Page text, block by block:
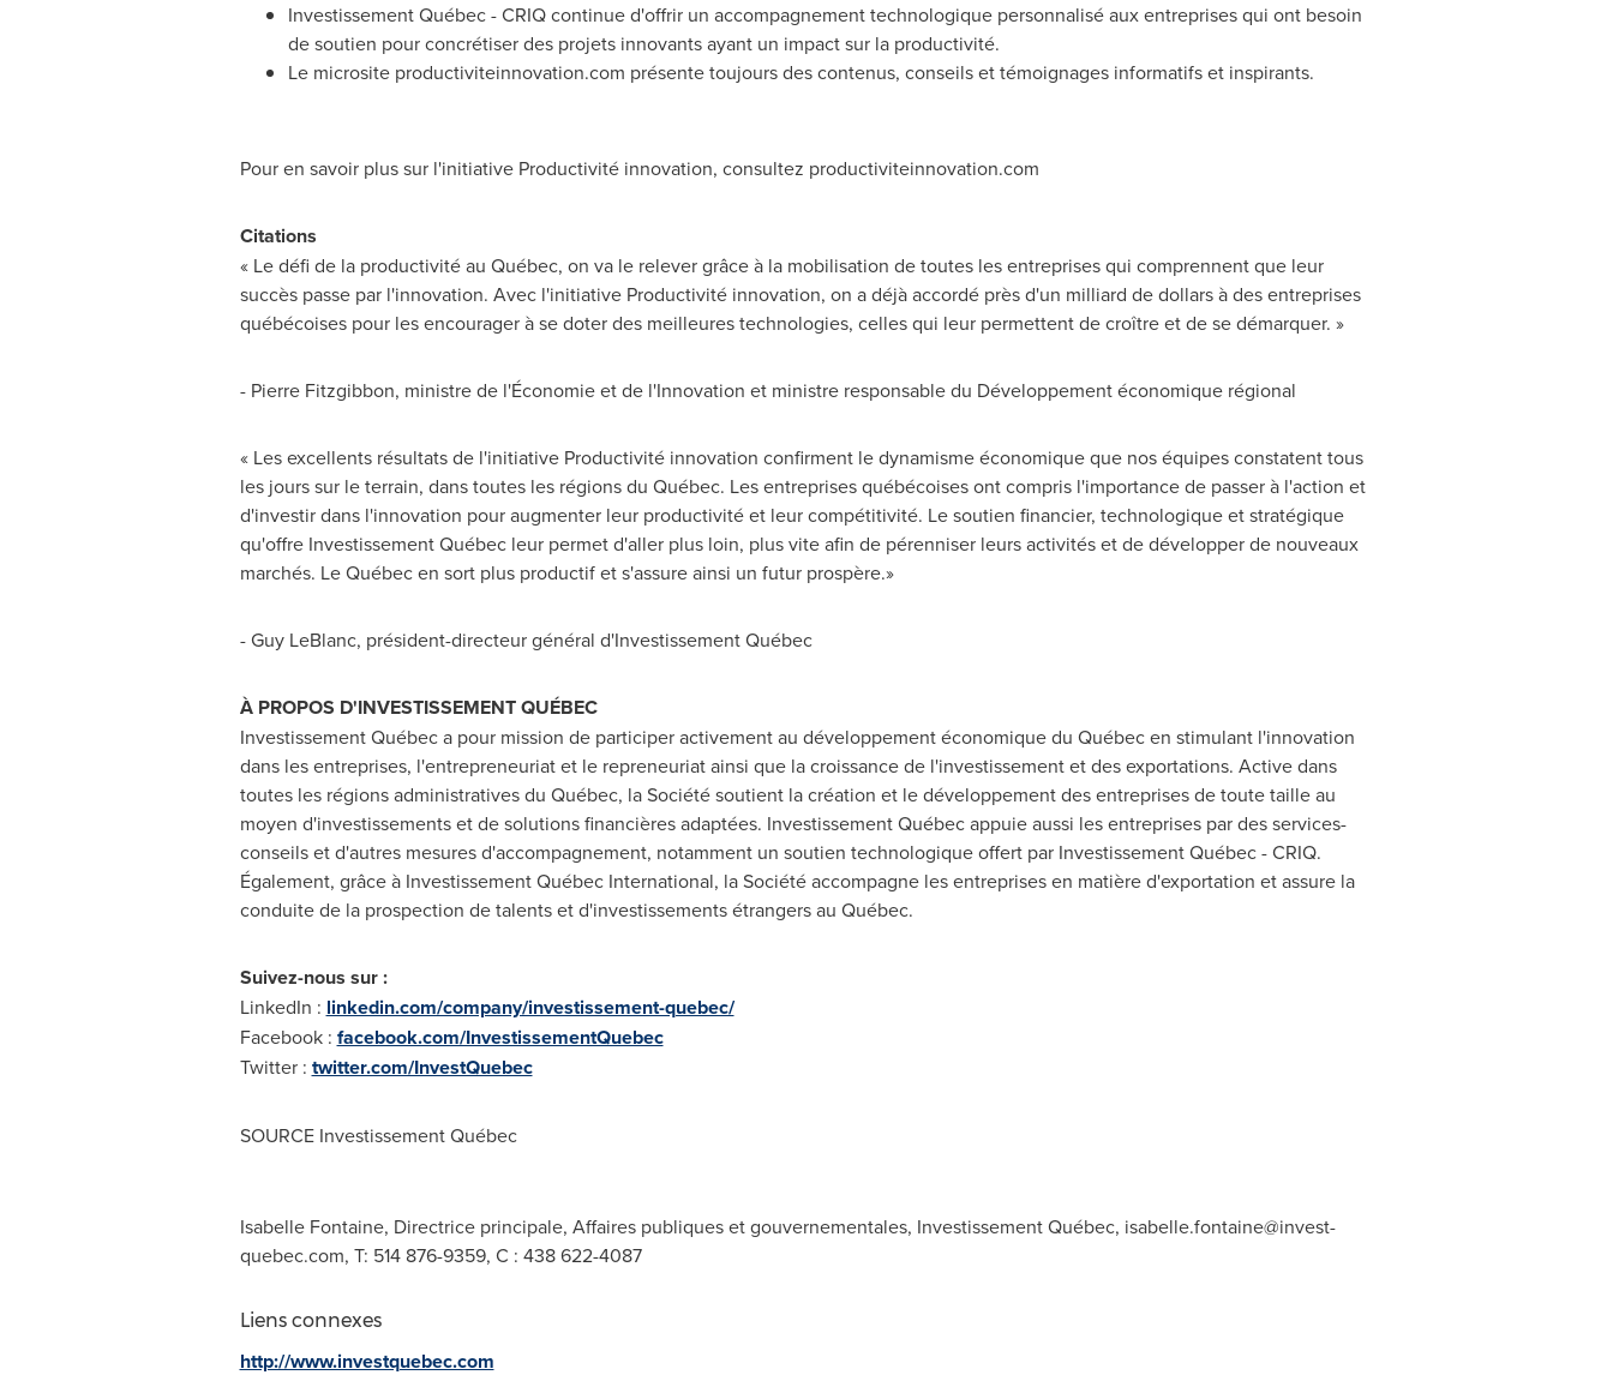
Investissement Québec - CRIQ continue d'offrir un accompagnement technologique personnalisé aux entreprises qui ont besoin
de soutien pour concrétiser des projets innovants ayant un impact sur la productivité.
Le microsite productiviteinnovation.com présente toujours des contenus, conseils et témoignages informatifs et inspirants.
Pour en savoir plus sur l'initiative Productivité innovation, consultez productiviteinnovation.com
Citations
« Le défi de la productivité au Québec, on va le relever grâce à la mobilisation de toutes les entreprises qui comprennent que leur
succès passe par l'innovation. Avec l'initiative Productivité innovation, on a déjà accordé près d'un milliard de dollars à des entreprises
québécoises pour les encourager à se doter des meilleures technologies, celles qui leur permettent de croître et de se démarquer. »
- Pierre Fitzgibbon, ministre de l'Économie et de l'Innovation et ministre responsable du Développement économique régional
« Les excellents résultats de l'initiative Productivité innovation confirment le dynamisme économique que nos équipes constatent tous
les jours sur le terrain, dans toutes les régions du Québec. Les entreprises québécoises ont compris l'importance de passer à l'action et
d'investir dans l'innovation pour augmenter leur productivité et leur compétitivité. Le soutien financier, technologique et stratégique
qu'offre Investissement Québec leur permet d'aller plus loin, plus vite afin de pérenniser leurs activités et de développer de nouveaux
marchés. Le Québec en sort plus productif et s'assure ainsi un futur prospère.»
-Guy LeBlanc, président-directeur général d'Investissement Québec
À PROPOS D'INVESTISSEMENT QUÉBEC
Investissement Québec a pour mission de participer activement au développement économique du Québec en stimulant l'innovation
dans les entreprises, l'entrepreneuriat et le repreneuriat ainsi que la croissance de l'investissement et des exportations. Active dans
toutes les régions administratives du Québec, la Société soutient la création et le développement des entreprises de toute taille au
moyen d'investissements et de solutions financières adaptées. Investissement Québec appuie aussi les entreprises par des services-
conseils et d'autres mesures d'accompagnement, notamment un soutien technologique offert par Investissement Québec - CRIQ.
Également, grâce à Investissement Québec International, la Société accompagne les entreprises en matière d'exportation et assure la
conduite de la prospection de talents et d'investissements étrangers au Québec.
Suivez-nous sur :
LinkedIn : linkedin.com/company/investissement-quebec/
Facebook : facebook.com/InvestissementQuebec
Twitter : twitter.com/InvestQuebec
SOURCE Investissement Québec
Isabelle Fontaine, Directrice principale, Affaires publiques et gouvernementales, Investissement Québec, isabelle.fontaine@invest-
quebec.com, T: 514 876-9359, C : 438 622-4087
Liens connexes
http://www.investquebec.com